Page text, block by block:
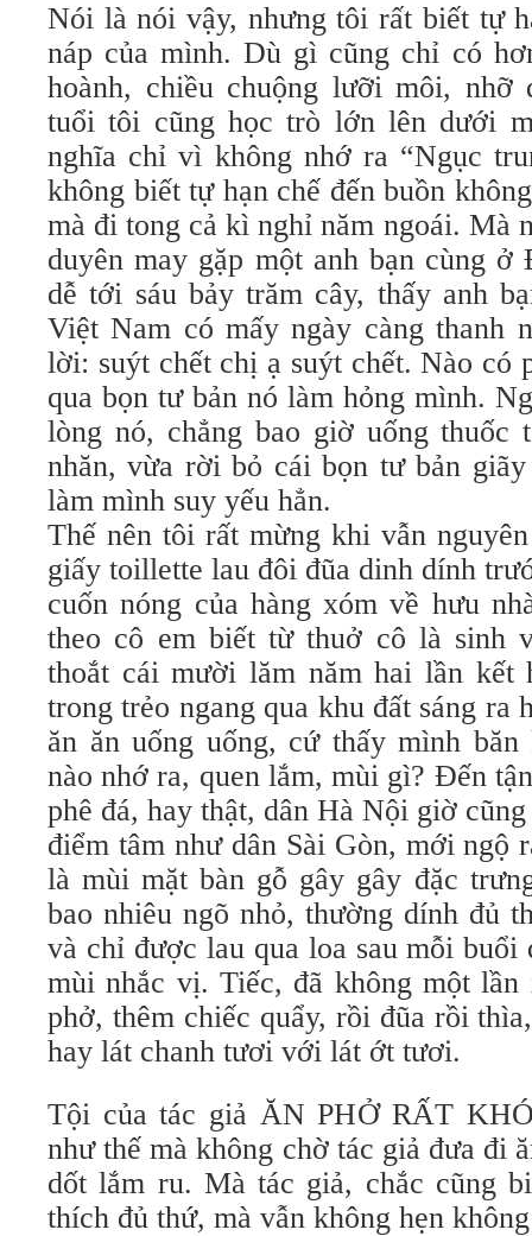
Nói là nói vậy, nhưng tôi rất biết tự
náp của mình. Dù gì cũng chỉ có
hoành, chiều chuộng lưỡi môi, nhỡ
tuổi tôi cũng học trò lớn lên dưới
nghĩa chỉ vì không nhớ ra “Ngục
không biết tự hạn chế đến buồn
mà đi tong cả kì nghỉ năm ngoái. Mà
duyên may gặp một anh bạn cùng ở
dễ tới sáu bảy trăm cây, thấy anh
Việt Nam có mấy ngày càng thanh
lời: suýt chết chị ạ suýt chết. Nào có
qua bọn tư bản nó làm hỏng mình.
lòng nó, chẳng bao giờ uống thuốc
nhăn, vừa rời bỏ cái bọn tư bản
làm mình suy yếu hẳn.
Thế nên tôi rất mừng khi vẫn
giấy toillette lau đôi đũa dinh dính
cuốn nóng của hàng xóm về hưu
theo cô em biết từ thuở cô là sinh
thoắt cái mười lăm năm hai lần kết
trong trẻo ngang qua khu đất sáng ra
ăn ăn uống uống, cứ thấy mình
nào nhớ ra, quen lắm, mùi gì? Đến
phê đá, hay thật, dân Hà Nội giờ
điểm tâm như dân Sài Gòn, mới ngộ
là mùi mặt bàn gỗ gây gây đặc
bao nhiêu ngõ nhỏ, thường dính đủ
và chỉ được lau qua loa sau mỗi buổi
mùi nhắc vị. Tiếc, đã không một
phở, thêm chiếc quẩy, rồi đũa rồi
hay lát chanh tươi với lát ớt tươi.
Tội của tác giả ĂN PHỞ RẤT
như thế mà không chờ tác giả đưa đi
dốt lắm ru. Mà tác giả, chắc cũng
thích đủ thứ, mà vẫn không hẹn